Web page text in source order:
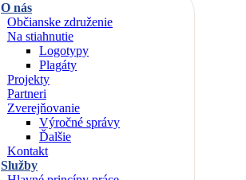
O nás
Občianske združenie
Na stiahnutie
Logotypy
Plagáty
Projekty
Partneri
Zverejňovanie
Výročné správy
Ďalšie
Kontakt
Služby